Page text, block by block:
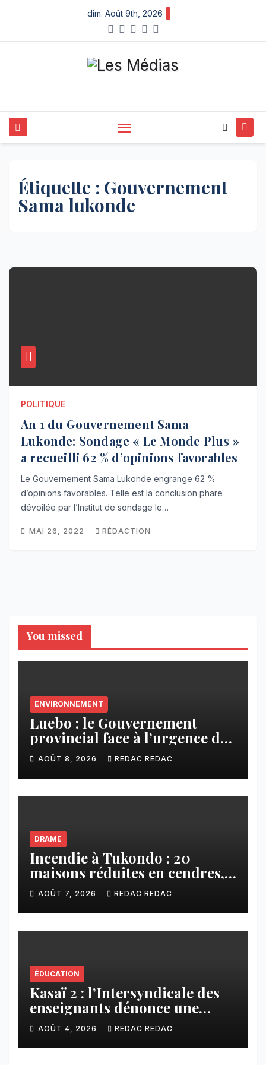
content
dim. Août 9th, 2026
Étiquette : Gouvernement
Sama lukonde
POLITIQUE
An 1 du Gouvernement Sama
Lukonde: Sondage « Le Monde Plus »
a recueilli 62 % d’opinions favorables
Le Gouvernement Sama Lukonde engrange 62 %
d’opinions favorables. Telle est la conclusion phare
dévoilée par l’Institut de sondage le…
MAI 26, 2022 RÉDACTION
You missed
ENVIRONNEMENT
Luebo : le Gouvernement
provincial face à l’urgence des
érosions qui menacent la cité
AOÛT 8, 2026 REDAC REDAC
DRAME
Incendie à Tukondo : 20
maisons réduites en cendres,
plusieurs familles sans abri
AOÛT 7, 2026 REDAC REDAC
ÉDUCATION
Kasaï 2 : l’Intersyndicale des
enseignants dénonce une
contribution financière
imposée aux écoles de la
CNCA
AOÛT 4, 2026 REDAC REDAC